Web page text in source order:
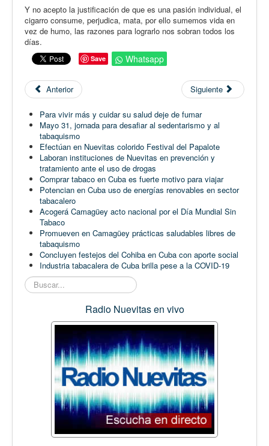
Y no acepto la justificación de que es una pasión individual, el
cigarro consume, perjudica, mata, por ello sumemos vida en
vez de humo, las razones para lograrlo nos sobran todos los
días.
Save Whatsapp
Anterior Siguiente
Para vivir más y cuidar su salud deje de fumar
Mayo 31, jornada para desafiar al sedentarismo y al
tabaquismo
Efectúan en Nuevitas colorido Festival del Papalote
Laboran instituciones de Nuevitas en prevención y
tratamiento ante el uso de drogas
Comprar tabaco en Cuba es fuerte motivo para viajar
Potencian en Cuba uso de energías renovables en sector
tabacalero
Acogerá Camagüey acto nacional por el Día Mundial Sin
Tabaco
Promueven en Camagüey prácticas saludables libres de
tabaquismo
Concluyen festejos del Cohiba en Cuba con aporte social
Industria tabacalera de Cuba brilla pese a la COVID-19
Buscar...
Radio Nuevitas en vivo